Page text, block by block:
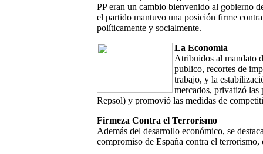
PP eran un cambio bienvenido al gobierno
el partido mantuvo una posición firme
políticamente y socialmente.
La Economía
Atribuidos al mandato
publico, recortes de
trabajo, y la
mercados, privatizó las
Repsol) y promovió las medidas de
Firmeza Contra el Terrorismo
Además del desarrollo económico, se
compromiso de España contra el